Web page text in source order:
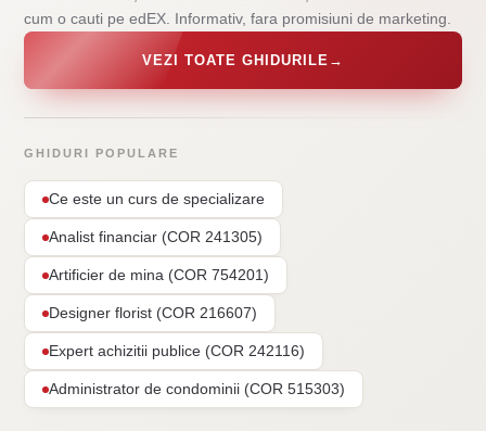
cum o cauti pe edEX. Informativ, fara promisiuni de marketing.
VEZI TOATE GHIDURILE →
GHIDURI POPULARE
Ce este un curs de specializare
Analist financiar (COR 241305)
Artificier de mina (COR 754201)
Designer florist (COR 216607)
Expert achizitii publice (COR 242116)
Administrator de condominii (COR 515303)